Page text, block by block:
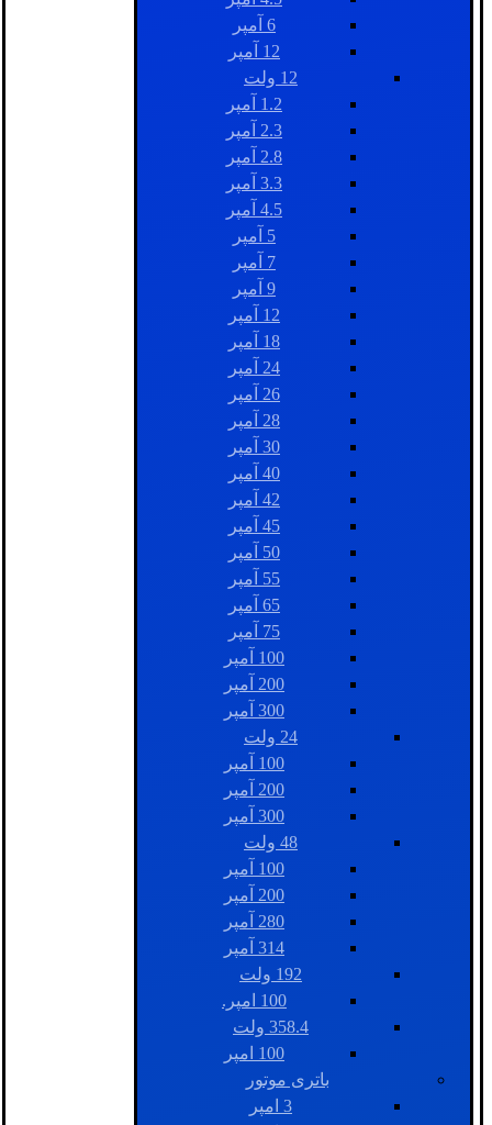
6 آمپر
12 آمپر
12 ولت
1.2 آمپر
2.3 آمپر
2.8 آمپر
3.3 آمپر
4.5 آمپر
5 آمپر
7 آمپر
9 آمپر
12 آمپر
18 آمپر
24 آمپر
26 آمپر
28 آمپر
30 آمپر
40 آمپر
42 آمپر
45 آمپر
50 آمپر
55 آمپر
65 آمپر
75 آمپر
100 آمپر
200 آمپر
300 آمپر
24 ولت
100 آمپر
200 آمپر
300 آمپر
48 ولت
100 آمپر
200 آمپر
280 آمپر
314 آمپر
192 ولت
100 امپر.
358.4 ولت
100 امپر
باتری موتور
3 امپر